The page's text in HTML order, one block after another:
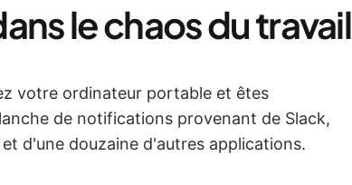
le chaos du travail
votre ordinateur portable et êtes
de notifications provenant de Slack,
d'une douzaine d'autres applications.